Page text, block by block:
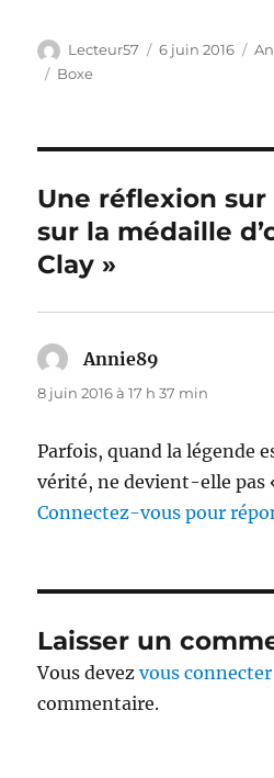
Auteur
Lecteur57
Publié
6 juin 2016
Étiquettes
Boxe
Une réflexion sur
sur la médaille
Clay »
Annie89
8 juin 2016 à 17 h 37 min
Parfois, quand la légende
vérité, ne devient-elle pas
Connectez-vous pour
Laisser un
Vous devezvous connecter
commentaire.